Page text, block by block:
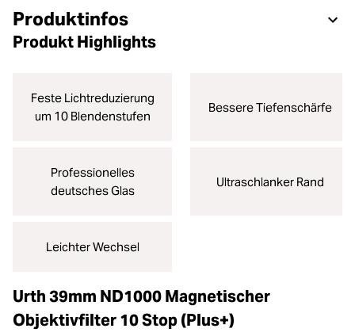
Produktinfos
Produkt Highlights
Feste Lichtreduzierung
um 10 Blendenstufen
Bessere Tiefenschärfe
Professionelles
deutsches Glas
Ultraschlanker Rand
Leichter Wechsel
Urth 39mm ND1000 Magnetischer
Objektivfilter 10 Stop (Plus+)